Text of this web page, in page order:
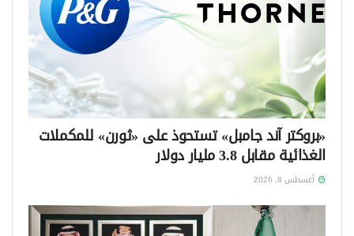
«بروكتر آند جامبل» تستحوذ على «ثورن» للمكملات
الغذائية مقابل 3.8 مليار دولار
أغسطس 8, 2026